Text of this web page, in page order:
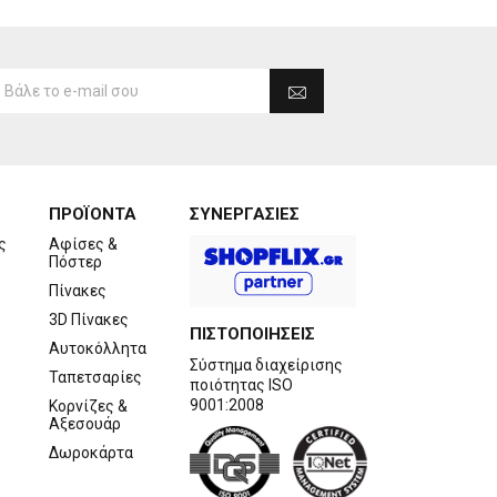
ΠΡΟΪΟΝΤΑ
Αφίσες &
Πόστερ
Πίνακες
3D Πίνακες
Αυτοκόλλητα
Ταπετσαρίες
Κορνίζες &
Αξεσουάρ
Δωροκάρτα
ΣΥΝΕΡΓΑΣΙΕΣ
ΠΙΣΤΟΠΟΙΗΣΕΙΣ
Σύστημα διαχείρισης
ποιότητας ISO
9001:2008